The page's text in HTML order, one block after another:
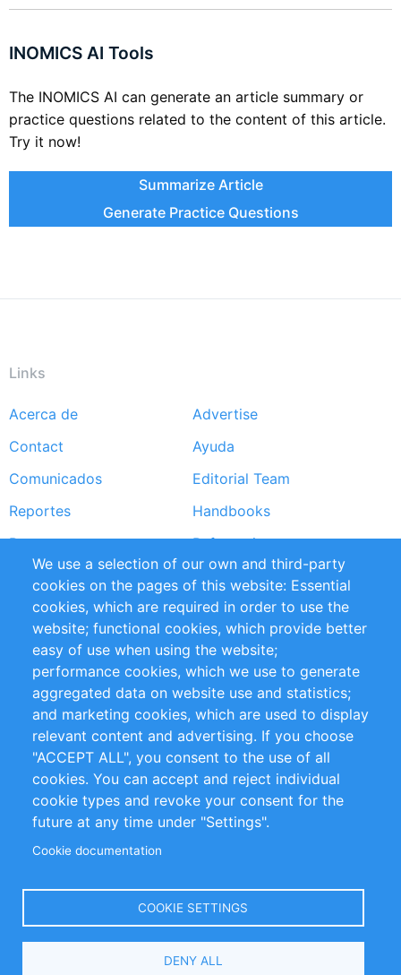
INOMICS AI Tools
The INOMICS AI can generate an article summary or
practice questions related to the content of this article.
Try it now!
Summarize Article
Generate Practice Questions
Links
Footer
menu
Acerca de
Advertise
Contact
Ayuda
Comunicados
Editorial Team
Reportes
Handbooks
Partners
Referencias
RSS Feed
Sustainability
Privacy Policy
Terms and Conditions
Impressum
Customer Support
+49 (0)30 - 2084712 50
info@inomics.com
Follow Us
Select
We use a selection of our own and third-party
cookies on the pages of this website: Essential
cookies, which are required in order to use the
website; functional cookies, which provide better
easy of use when using the website;
performance cookies, which we use to generate
aggregated data on website use and statistics;
and marketing cookies, which are used to display
relevant content and advertising. If you choose
"ACCEPT ALL", you consent to the use of all
cookies. You can accept and reject individual
cookie types and revoke your consent for the
future at any time under "Settings".
Cookie documentation
COOKIE SETTINGS
DENY ALL